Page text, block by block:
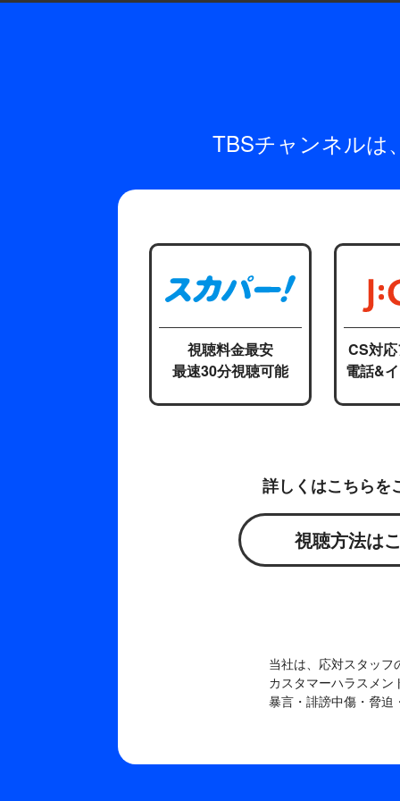
TBSチャンネルは
視聴料金最安
最速30分視聴可能
CS対
電話&
詳しくはこちらを
視聴方法は
当社は、応対スタッ
カスタマーハラスメ
暴言・誹謗中傷・脅迫